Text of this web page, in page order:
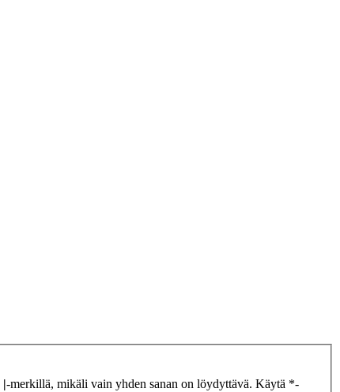
|-merkillä, mikäli vain yhden sanan on löydyttävä. Käytä *-